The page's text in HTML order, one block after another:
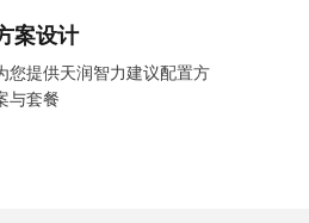
案设计
您提供天润智力建议配置方
与套餐